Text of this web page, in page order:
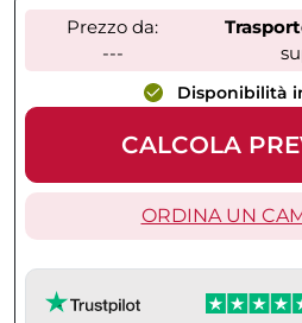
Prezzo da:
---
Disponibilità
CALCOLA
ORDINA UN